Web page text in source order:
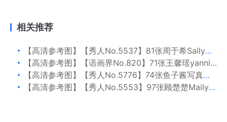
相关推荐
【高清参考图】【秀人No.5537】81张周于希Sally写真高清参考图片
【高清参考图】【语画界No.820】71张王馨瑶yanni写真高清参考图片
【高清参考图】【秀人No.5776】74张鱼子酱写真高清参考图片
【高清参考图】【秀人No.5553】97张顾楚楚Maily写真高清参考图片